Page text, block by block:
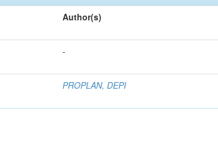
Author(s)
-
PROPLAN, DEPI